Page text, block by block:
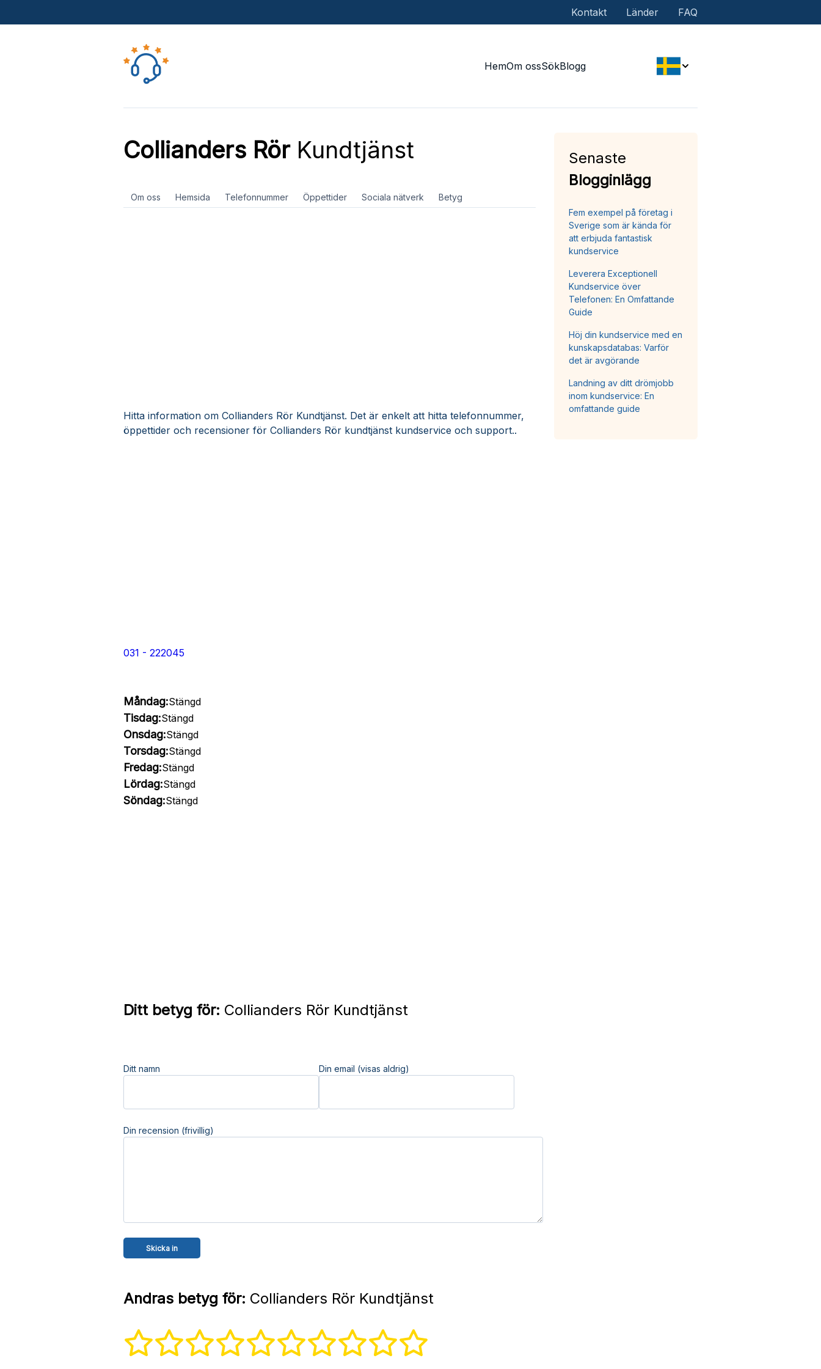
Kontakt Länder FAQ
HemOm ossSökBlogg
Collianders RörKundtjänst
Om oss Hemsida Telefonnummer Öppettider Sociala nätverk Betyg
Hitta information om Collianders Rör Kundtjänst. Det är enkelt att hitta telefonnummer,
öppettider och recensioner för Collianders Rör kundtjänst kundservice och support..
031 - 222045
Måndag:Stängd
Tisdag:Stängd
Onsdag:Stängd
Torsdag:Stängd
Fredag:Stängd
Lördag:Stängd
Söndag:Stängd
Ditt betyg för: Collianders Rör Kundtjänst
Ditt namn Din email (visas aldrig)
Din recension (frivillig)
Andras betyg för: Collianders Rör Kundtjänst
Senaste
Blogginlägg
Fem exempel på företag i
Sverige som är kända för
att erbjuda fantastisk
kundservice
Leverera Exceptionell
Kundservice över
Telefonen: En Omfattande
Guide
Höj din kundservice med en
kunskapsdatabas: Varför
det är avgörande
Landning av ditt drömjobb
inom kundservice: En
omfattande guide